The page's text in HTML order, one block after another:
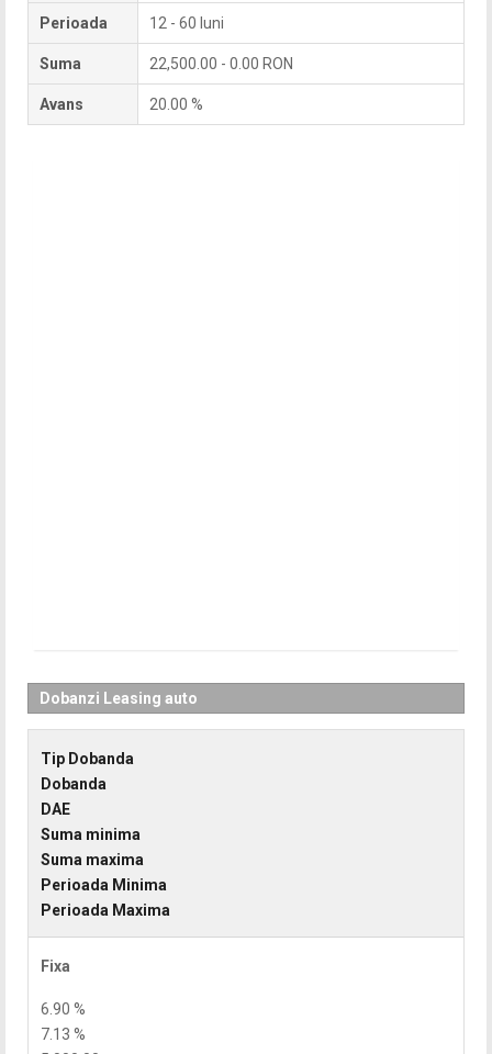
Perioada 12 - 60 luni
Suma 22,500.00 - 0.00 RON
Avans 20.00 %
Dobanzi Leasing auto
Tip Dobanda
Dobanda
DAE
Suma minima
Suma maxima
Perioada Minima
Perioada Maxima
Fixa
6.90 %
7.13 %